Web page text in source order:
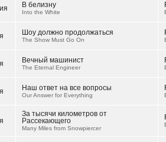
В белизну
Into the White
Шоу должно продолжаться
The Show Must Go On
Вечный машинист
The Eternal Engineer
Наш ответ на все вопросы
Our Answer for Everything
За тысячи километров от
Рассекающего
Many Miles from Snowpiercer